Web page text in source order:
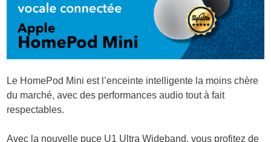
Le HomePod Mini est l’enceinte intelligente la moins chère
du marché, avec des performances audio tout à fait
respectables.
Avec la nouvelle puce U1 Ultra Wideband, vous profitez de